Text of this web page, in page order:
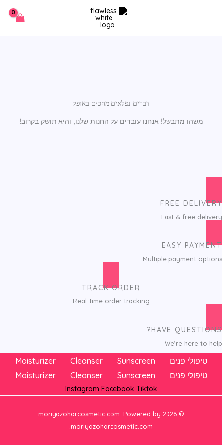
דברים נפלאים מחכים באופק
משהו מתבשל! אנחנו עובדים על החנות שלנו, והיא תושק בקרוב!
FREE DELIVERY
Fast & free delivery
EASY PAYMENT
Multiple payment options
TRACK ORDER
Real-time order tracking
HAVE QUESTIONS?
We’re here to help
טיפולי פנים Sunscreen
Cleanser
Moisturizer
טיפולי פנים
Sunscreen
Cleanser
Moisturizer
Instagram Facebook Tiktok
© 2026 moriyazoharcosmetic.com. Powered by
moriyazoharcosmetic.com.